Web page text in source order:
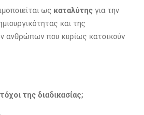
ως καταλύτης για την
και της
ανθρώπων που κυρίως κατοικούν
της διαδικασίας;